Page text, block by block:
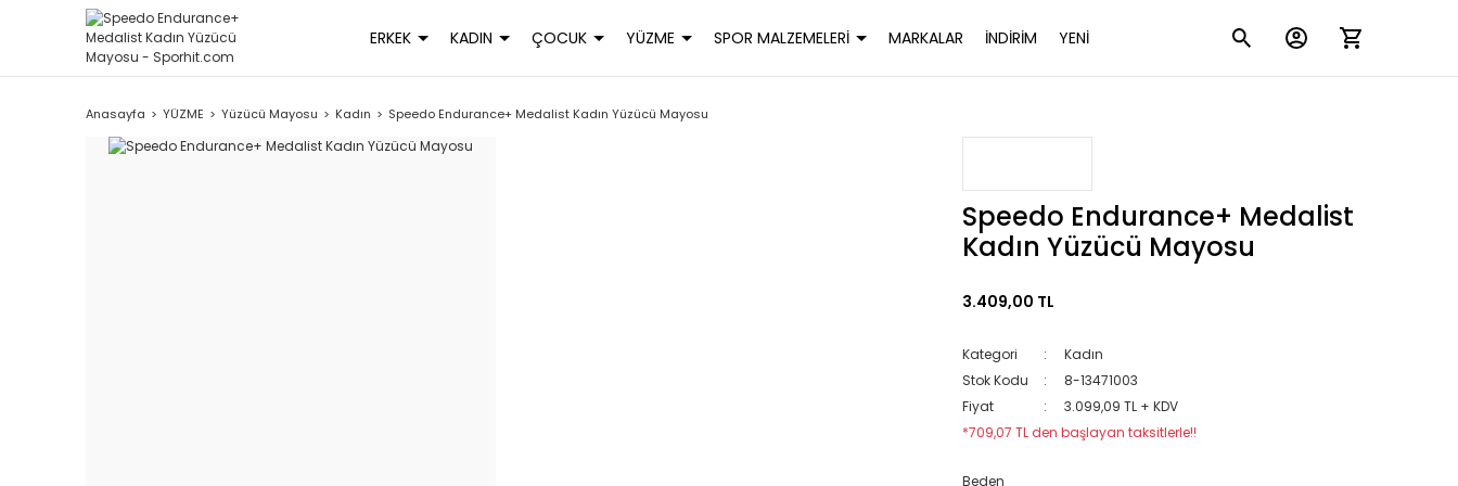
ERKEK KADIN ÇOCUK YÜZME SPOR MALZEMELERİ MARKALAR İNDİRİM YENİ
Anasayfa YÜZME Yüzücü Mayosu Kadın Speedo Endurance+ Medalist Kadın Yüzücü Mayosu
Speedo Endurance+ Medalist
Kadın Yüzücü Mayosu
3.409,00 TL
Kategori
Kadın
Stok Kodu
8-13471003
Fiyat
3.099,09 TL + KDV
*709,07 TL den başlayan taksitlerle!!
Beden